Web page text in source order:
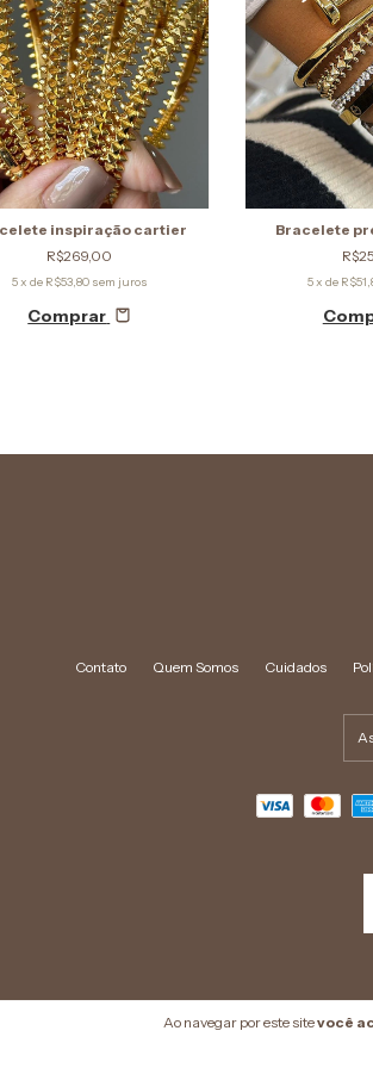
Ao navegar por este sitevocê
inspiração cartier
R$269,00
5 x de R$53,80 sem juros
Comprar
Bracelete
5 x de
Contato Quem Somos Cuidados
Copyright Le